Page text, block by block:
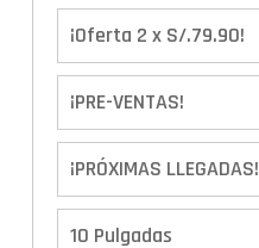
¡Oferta 2 x S/.79.90!
¡PRE-VENTAS!
¡PRÓXIMAS LLEGADAS!
10 Pulgadas